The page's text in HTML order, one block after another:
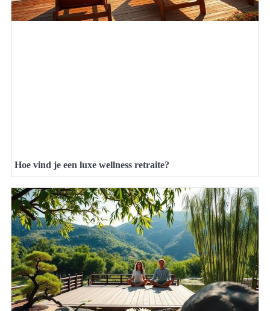
Hoe vind je een luxe wellness retraite?